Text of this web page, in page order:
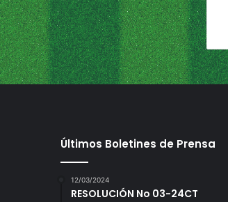
Últimos Boletines de Prensa
12/03/2024
RESOLUCIÓN No 03-24CT